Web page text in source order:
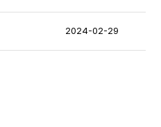
2024-02-29